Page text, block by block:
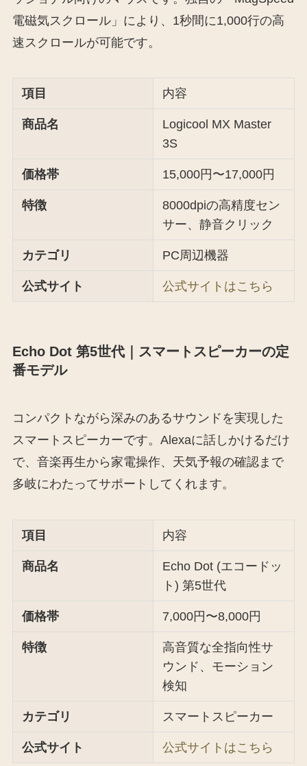
電磁気スクロール」により、1秒間に1,000行の高
速スクロールが可能です。
項目 内容
商品名
Logicool MX Master
3S
価格帯 15,000円〜17,000円
特徴
8000dpiの高精度セン
サー、静音クリック
カテゴリ PC周辺機器
公式サイト 公式サイトはこちら
Echo Dot 第5世代｜スマートスピーカーの定
番モデル
コンパクトながら深みのあるサウンドを実現した
スマートスピーカーです。Alexaに話しかけるだけ
で、音楽再生から家電操作、天気予報の確認まで
多岐にわたってサポートしてくれます。
項目 内容
商品名
Echo Dot (エコードッ
ト) 第5世代
価格帯 7,000円〜8,000円
特徴
高音質な全指向性サ
ウンド、モーション
検知
カテゴリ スマートスピーカー
公式サイト 公式サイトはこちら